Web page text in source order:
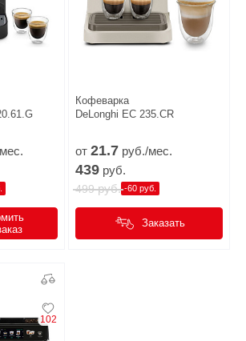
Кофеварка
DeLonghi EC 235.CR
от 21.7 руб./мес.
439 руб.
499руб. -60 руб.
Заказать
102